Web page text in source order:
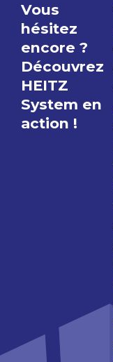
Vous
hésitez
encore ?
Découvrez
HEITZ
System en
action !